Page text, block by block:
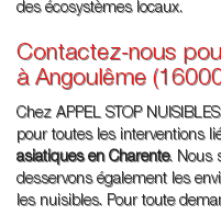
des écosystèmes locaux.
Contactez-nous
à Angoulême
Chez APPEL STOP
pour toutes les interventions
asiatiques en Charente. Nous
desservons également les
les nuisibles. Pour toute